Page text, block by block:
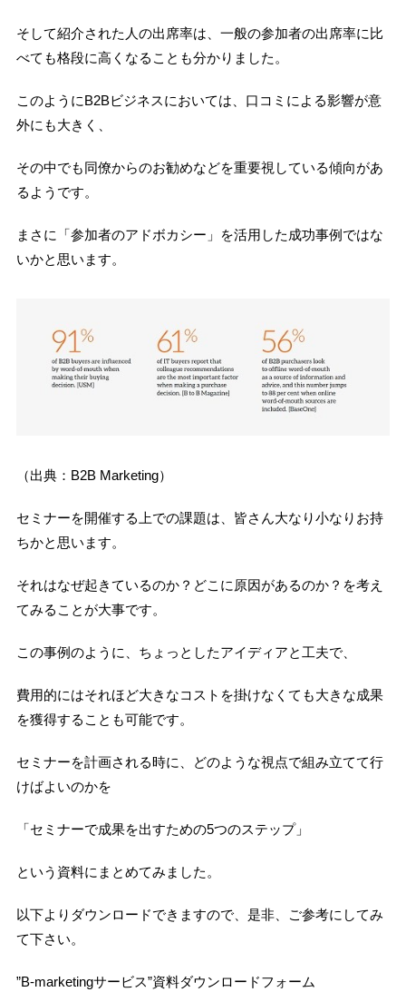
そして紹介された人の出席率は、一般の参加者の出席率に比
べても格段に高くなることも分かりました。
このようにB2Bビジネスにおいては、口コミによる影響が意
外にも大きく、
その中でも同僚からのお勧めなどを重要視している傾向があ
るようです。
まさに「参加者のアドボカシー」を活用した成功事例ではな
いかと思います。
（出典：B2B Marketing）
セミナーを開催する上での課題は、皆さん大なり小なりお持
ちかと思います。
それはなぜ起きているのか？どこに原因があるのか？を考え
てみることが大事です。
この事例のように、ちょっとしたアイディアと工夫で、
費用的にはそれほど大きなコストを掛けなくても大きな成果
を獲得することも可能です。
セミナーを計画される時に、どのような視点で組み立てて行
けばよいのかを
「セミナーで成果を出すための5つのステップ」
という資料にまとめてみました。
以下よりダウンロードできますので、是非、ご参考にしてみ
て下さい。
”B-marketingサービス”資料ダウンロードフォーム